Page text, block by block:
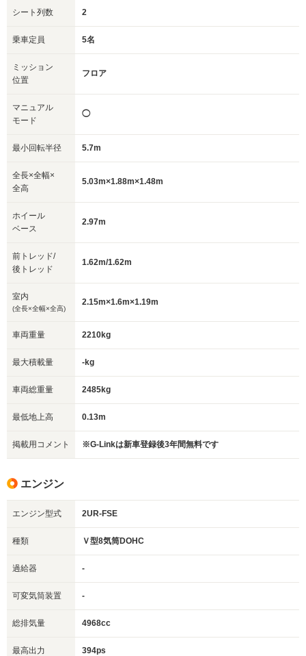
シート列数 2
乗車定員 5名
ミッション
位置
フロア
マニュアル
モード
◯
最小回転半径 5.7m
全長×全幅×
全高
5.03m×1.88m×1.48m
ホイール
ベース
2.97m
前トレッド/
後トレッド
1.62m/1.62m
室内
(全長×全幅×全高)
2.15m×1.6m×1.19m
車両重量 2210kg
最大積載量 -kg
車両総重量 2485kg
最低地上高 0.13m
掲載用コメント ※G-Linkは新車登録後3年間無料です
エンジン
エンジン型式 2UR-FSE
種類 Ｖ型8気筒DOHC
過給器 -
可変気筒装置 -
総排気量 4968cc
最高出力 394ps